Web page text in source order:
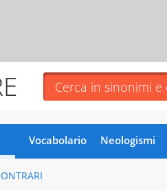
Vocabolario Neologismi